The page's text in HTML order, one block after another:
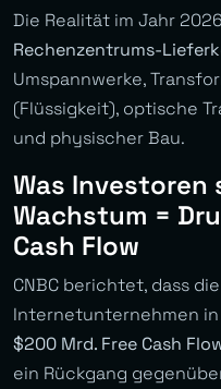
Die Realität im Jahr
Rechenzentrums-
Umspannwerke,
(Flüssigkeit), optische
und physischer Bau.
Was Investoren
Wachstum =
Cash Flow
CNBC berichtet, dass
Internetunternehmen in
$200 Mrd. Free Cash
ein Rückgang